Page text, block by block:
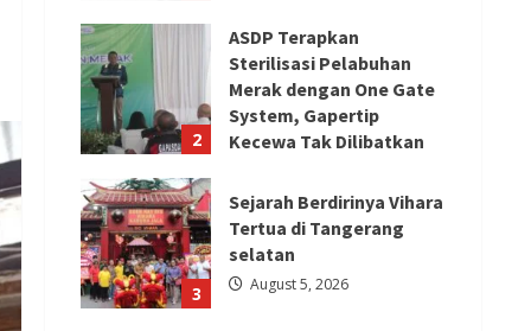
2
ASDP Terapkan
Sterilisasi Pelabuhan
Merak dengan One Gate
System, Gapertip
Kecewa Tak Dilibatkan
3
Sejarah Berdirinya Vihara
Tertua di Tangerang
selatan
August 5, 2026